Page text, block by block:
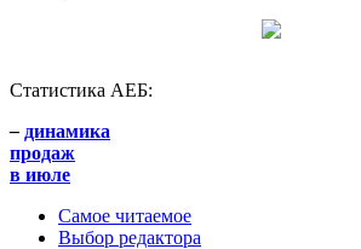
Статистика АЕБ:
– динамика
продаж
в июле
Самое читаемое
Выбор редактора